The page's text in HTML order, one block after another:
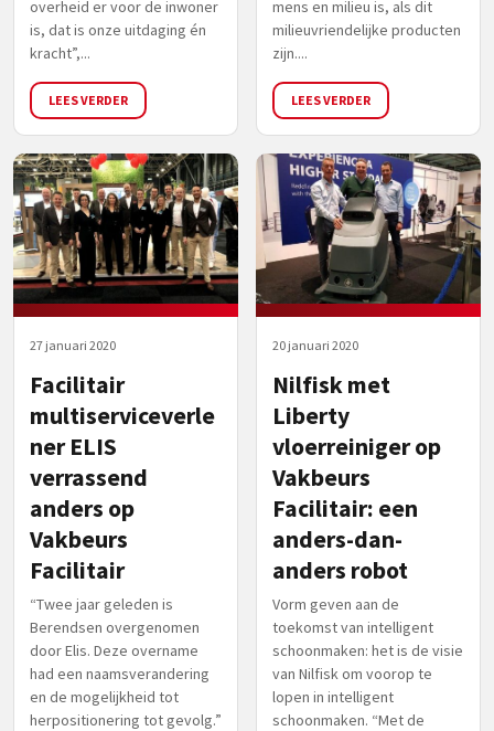
overheid er voor de inwoner
is, dat is onze uitdaging én
kracht”,...
LEES VERDER
mens en milieu is, als dit
milieuvriendelijke producten
zijn....
LEES VERDER
27 januari 2020
Facilitair
multiserviceverle
ner ELIS
verrassend
anders op
Vakbeurs
Facilitair
“Twee jaar geleden is
Berendsen overgenomen
door Elis. Deze overname
had een naamsverandering
en de mogelijkheid tot
herpositionering tot gevolg.”
20 januari 2020
Nilfisk met
Liberty
vloerreiniger op
Vakbeurs
Facilitair: een
anders-dan-
anders robot
Vorm geven aan de
toekomst van intelligent
schoonmaken: het is de visie
van Nilfisk om voorop te
lopen in intelligent
schoonmaken. “Met de